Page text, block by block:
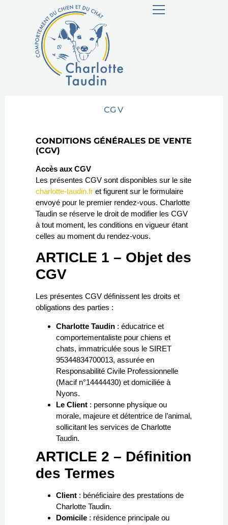
CGV
CONDITIONS GÉNÉRALES DE VENTE
(CGV)
Accès aux CGV
Les présentes CGV sont disponibles sur le site
charlotte-taudin.fr et figurent sur le formulaire
envoyé pour le premier rendez-vous. Charlotte
Taudin se réserve le droit de modifier les CGV
à tout moment, les conditions en vigueur étant
celles au moment du rendez-vous.
ARTICLE 1 – Objet des
CGV
Les présentes CGV définissent les droits et
obligations des parties :
Charlotte Taudin : éducatrice et
comportementaliste pour chiens et
chats, immatriculée sous le SIRET
95344834700013, assurée en
Responsabilité Civile Professionnelle
(Macif n°14444430) et domiciliée à
Nyons.
Le Client : personne physique ou
morale, majeure et détentrice de l’animal,
sollicitant les services de Charlotte
Taudin.
ARTICLE 2 – Définition
des Termes
Client : bénéficiaire des prestations de
Charlotte Taudin.
Domicile : résidence principale ou